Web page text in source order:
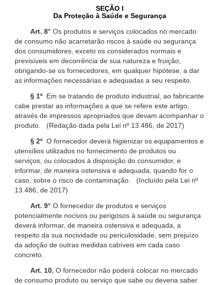
SEÇÃO I
Da Proteção à Saúde e Segurança
Art. 8° Os produtos e serviços colocados no mercado
de consumo não acarretarão riscos à saúde ou segurança
dos consumidores, exceto os considerados normais e
previsíveis em decorrência de sua natureza e fruição,
obrigando-se os fornecedores, em qualquer hipótese, a dar
as informações necessárias e adequadas a seu respeito.
§ 1º Em se tratando de produto industrial, ao fabricante
cabe prestar as informações a que se refere este artigo,
através de impressos apropriados que devam acompanhar o
produto. (Redação dada pela Lei nº 13.486, de 2017)
§ 2º O fornecedor deverá higienizar os equipamentos e
utensílios utilizados no fornecimento de produtos ou
serviços, ou colocados à disposição do consumidor, e
informar, de maneira ostensiva e adequada, quando for o
caso, sobre o risco de contaminação. (Incluído pela Lei nº
13.486, de 2017)
Art. 9° O fornecedor de produtos e serviços
potencialmente nocivos ou perigosos à saúde ou segurança
deverá informar, de maneira ostensiva e adequada, a
respeito da sua nocividade ou periculosidade, sem prejuízo
da adoção de outras medidas cabíveis em cada caso
concreto.
Art. 10. O fornecedor não poderá colocar no mercado
de consumo produto ou serviço que sabe ou deveria saber